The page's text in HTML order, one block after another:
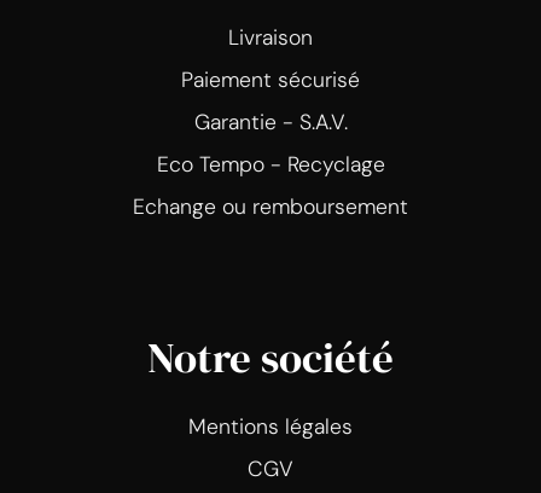
Livraison
Paiement sécurisé
Garantie - S.A.V.
Eco Tempo - Recyclage
Echange ou remboursement
Notre société
Mentions légales
CGV